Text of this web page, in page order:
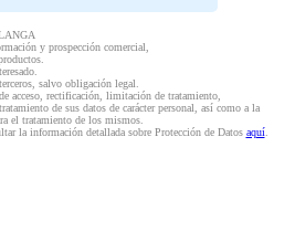
y prospección comercial,
salvo obligación legal.
acceso, rectificación, limitación de tratamiento,
de sus datos de carácter personal, así como a la
el tratamiento de los mismos.
la información detallada sobre Protección de Datos aquí.